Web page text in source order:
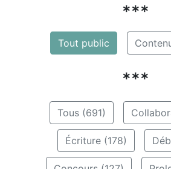
***
Tout public
***
Tous (691)
Écriture (178)